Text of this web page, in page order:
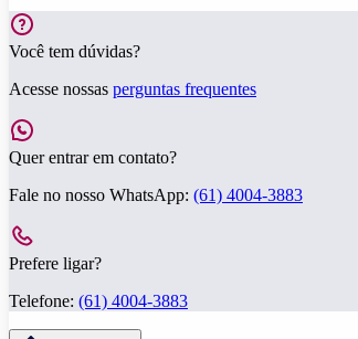
Você tem dúvidas?
Acesse nossas perguntas frequentes
Quer entrar em contato?
Fale no nosso WhatsApp: (61) 4004-3883
Prefere ligar?
Telefone: (61) 4004-3883